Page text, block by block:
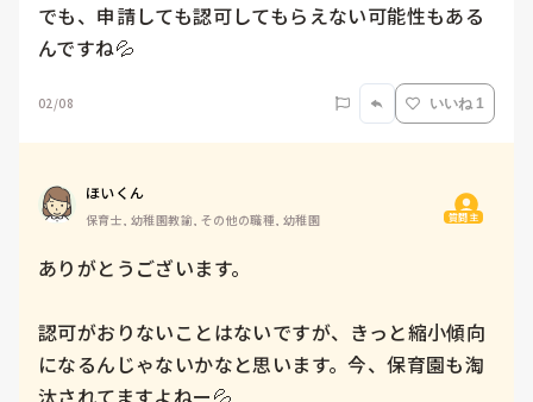
でも、申請しても認可してもらえない可能性もある
んですね💦
02/08 いいね 1
ほいくん
保育士, 幼稚園教諭, その他の職種, 幼稚園 質問主
ありがとうございます。
認可がおりないことはないですが、きっと縮小傾向
になるんじゃないかなと思います。今、保育園も淘